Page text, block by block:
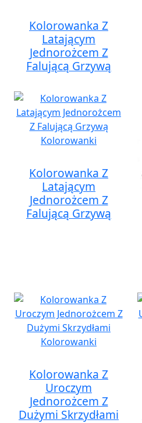
Kolorowanka Z
Latającym
Jednorożcem Z
Falującą Grzywą
Kolorowanka Z
Latającym
Jednorożcem Z
Falującą Grzywą
Kolorowanka Z
Uroczym
Jednorożcem Z
Dużymi Skrzydłami